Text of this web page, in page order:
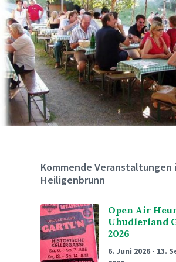
Kommende Veranstaltungen
Heiligenbrunn
Open Air
Uhudlerland
2026
6. Juni 2026 - 13.